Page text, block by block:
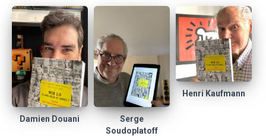
Damien Douani
Serge
Soudoplatoff
Henri Kaufmann